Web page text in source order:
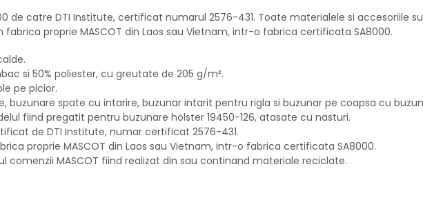
de catre DTI Institute, certificat numarul 2576-431. Toate materialele si accesoriile
fabrica proprie MASCOT din Laos sau Vietnam, intr-o fabrica certificata SA8000.
si 50% poliester, cu greutate de 205 g/m².
pe picior.
buzunare spate cu intarire, buzunar intarit pentru rigla si buzunar pe coapsa cu
fiind pregatit pentru buzunare holster 19450-126, atasate cu nasturi.
de DTI Institute, numar certificat 2576-431.
proprie MASCOT din Laos sau Vietnam, intr-o fabrica certificata SA8000.
comenzii MASCOT fiind realizat din sau continand materiale reciclate.